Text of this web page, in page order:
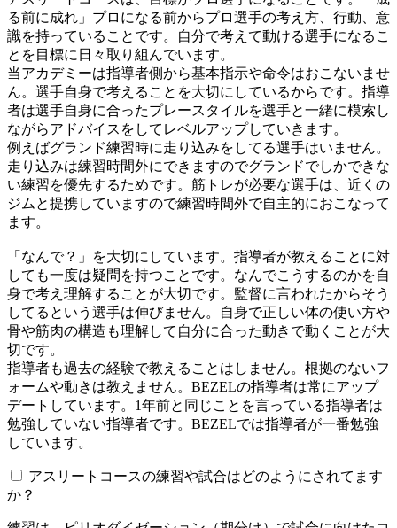
る前に成れ」プロになる前からプロ選手の考え方、行動、意
識を持っていることです。自分で考えて動ける選手になるこ
とを目標に日々取り組んでいます。
当アカデミーは指導者側から基本指示や命令はおこないませ
ん。選手自身で考えることを大切にしているからです。指導
者は選手自身に合ったプレースタイルを選手と一緒に模索し
ながらアドバイスをしてレベルアップしていきます。
例えばグランド練習時に走り込みをしてる選手はいません。
走り込みは練習時間外にできますのでグランドでしかできな
い練習を優先するためです。筋トレが必要な選手は、近くの
ジムと提携していますので練習時間外で自主的におこなって
ます。
「なんで？」を大切にしています。指導者が教えることに対
しても一度は疑問を持つことです。なんでこうするのかを自
身で考え理解することが大切です。監督に言われたからそう
してるという選手は伸びません。自身で正しい体の使い方や
骨や筋肉の構造も理解して自分に合った動きで動くことが大
切です。
指導者も過去の経験で教えることはしません。根拠のないフ
ォームや動きは教えません。BEZELの指導者は常にアップ
デートしています。1年前と同じことを言っている指導者は
勉強していない指導者です。BEZELでは指導者が一番勉強
しています。
アスリートコースの練習や試合はどのようにされてます
か？